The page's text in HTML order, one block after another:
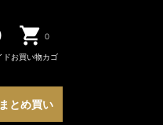
ド
0
お買い物カゴ
とめ買い